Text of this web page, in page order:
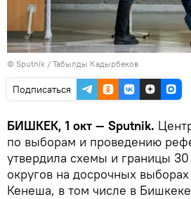
© Sputnik / Табылды Кадырбеков
Подписаться
БИШКЕК, 1 окт — Sputnik.
по выборам и проведению
утвердила схемы и границы
округов на досрочных
Кенеша, в том числе в